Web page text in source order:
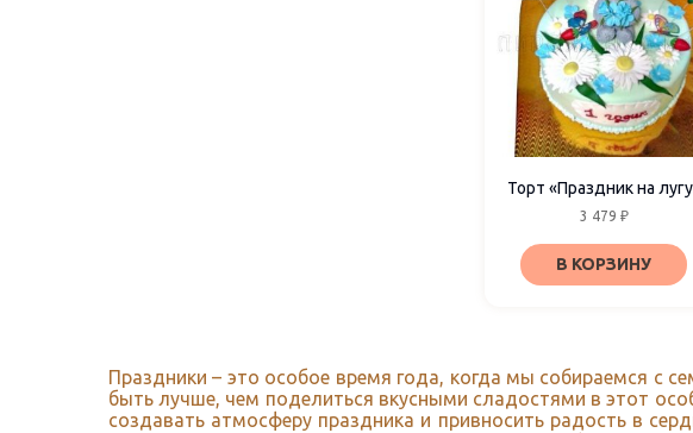
Торт «Праздник на
3 479 ₽
В КОРЗИНУ
Праздники – это особое время года, когда мы собираемся с
быть лучше, чем поделиться вкусными сладостями в этот
создавать атмосферу праздника и привносить радость в